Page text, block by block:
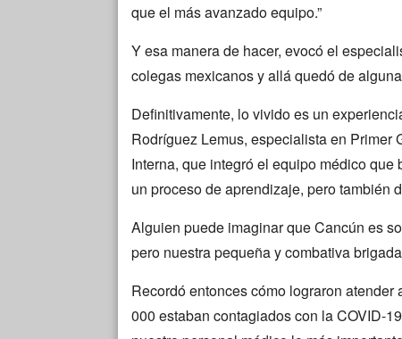
que el más avanzado equipo.”
Y esa manera de hacer, evocó el
colegas mexicanos y allá quedó de
Definitivamente, lo vivido es un
Rodríguez Lemus, especialista en Primer
Interna, que integró el equipo médico
un proceso de aprendizaje, pero también
Alguien puede imaginar que Cancún es
pero nuestra pequeña y combativa
Recordó entonces cómo lograron
000 estaban contagiados con la COVID-